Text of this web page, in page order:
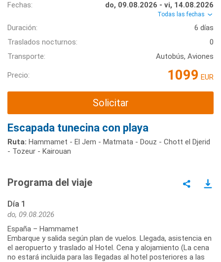
Fechas:
do, 09.08.2026 - vi, 14.08.2026
Todas las fechas
Duración:
6 días
Traslados nocturnos:
0
Transporte:
Autobús, Aviones
Precio: 1099 EUR
Solicitar
Escapada tunecina con playa
Ruta: Hammamet - El Jem - Matmata - Douz - Chott el Djerid
- Tozeur - Kairouan
Programa del viaje
Día 1
do, 09.08.2026
España – Hammamet
Embarque y salida según plan de vuelos. Llegada, asistencia en
el aeropuerto y traslado al Hotel. Cena y alojamiento (La cena
no estará incluida para las llegadas al hotel posteriores a las